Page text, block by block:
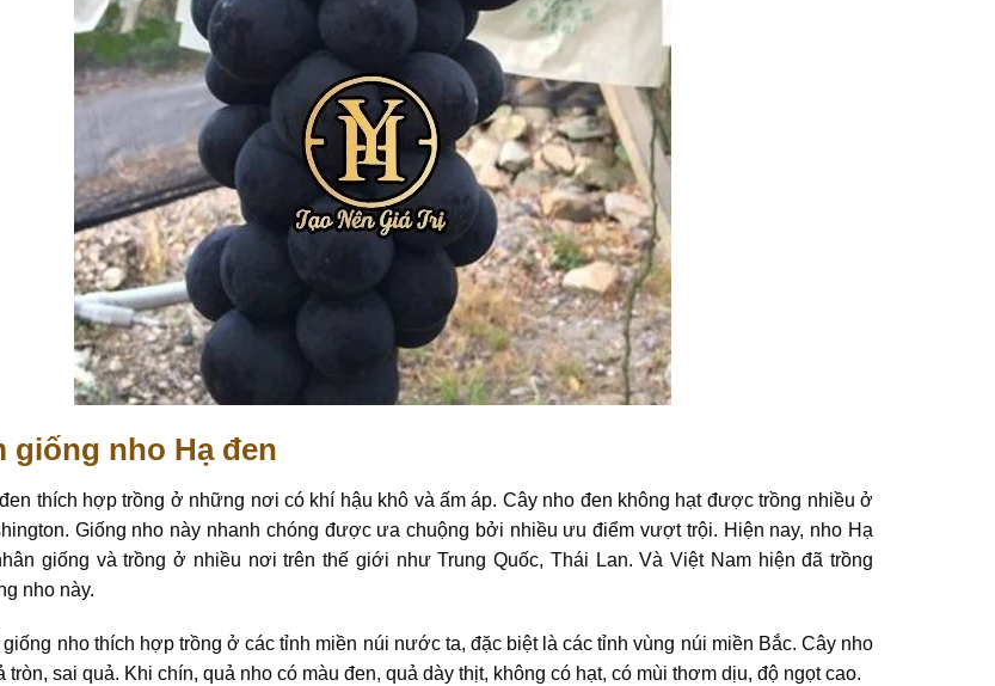
giống nho Hạ đen
thích hợp trồng ở những nơi có khí hậu khô và ấm áp. Cây nho đen không hạt được trồng nhiều ở
Giống nho này nhanh chóng được ưa chuộng bởi nhiều ưu điểm vượt trội. Hiện nay, nho Hạ
giống và trồng ở nhiều nơi trên thế giới như Trung Quốc, Thái Lan. Và Việt Nam hiện đã trồng
nho này.
giống nho thích hợp trồng ở các tỉnh miền núi nước ta, đặc biệt là các tỉnh vùng núi miền Bắc. Cây nho
tròn, sai quả. Khi chín, quả nho có màu đen, quả dày thịt, không có hạt, có mùi thơm dịu, độ ngọt cao.